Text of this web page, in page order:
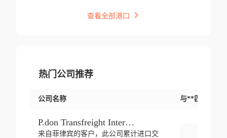
查看全部港口
热门公司推荐
公司名称 与**匹配交易
P.don Transfreight International
来自菲律宾的客户，此公司累计进口交